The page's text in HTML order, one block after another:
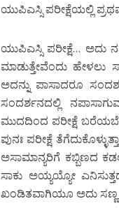
ಯುಪಿಎಸ್ಸಿ ಪರೀಕ್ಷೆಯಲ್ಲಿ
ಯುಪಿಎಸ್ಸಿ ಪರೀಕ್ಷೆ… ಅದು
ಮಾಡುತ್ತೇವೆಂದು ಹೇಳಲು
ಅದನ್ನು ಪಾಸಾದರೂ
ಸಂದರ್ಶನದಲ್ಲಿ
ಮುದದಿಂದ ಪರೀಕ್ಷೆ
ಪುನಃ ಪರೀಕ್ಷೆ
ಅಸಾಮಾನ್ಯರಿಗೆ ಕಬ್ಬಿಣದ
ಸಾಕು ಅಯ್ಯಯ್ಯೋ
ಖಂಡಿತವಾಗಿಯೂ ಅದು ಸಣ್ಣ